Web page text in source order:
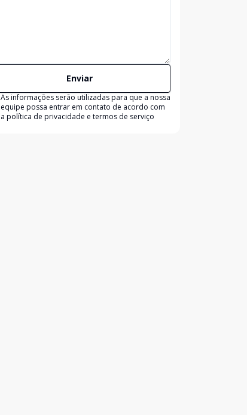
Enviar
As informações serão utilizadas para que a nossa
equipe possa entrar em contato de acordo com
a política de privacidade e termos de serviço